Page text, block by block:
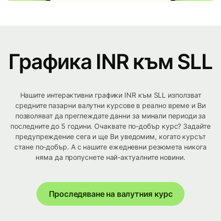
Графика INR към SLL
Нашите интерактивни графики INR към SLL използват
средните пазарни валутни курсове в реално време и Ви
позволяват да преглеждате данни за минали периоди за
последните до 5 години. Очаквате по-добър курс? Задайте
предупреждение сега и ще Ви уведомим, когато курсът
стане по-добър. А с нашите ежедневни резюмета никога
няма да пропуснете най-актуалните новини.
Проследяване на валутния курс